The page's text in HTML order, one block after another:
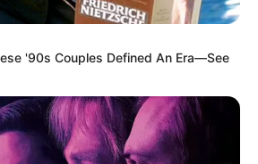
realiza a maior entrega de
de Saúde é indiciada por falsificar
que nunca aconteceram.
'90s Couples Defined An Era—See